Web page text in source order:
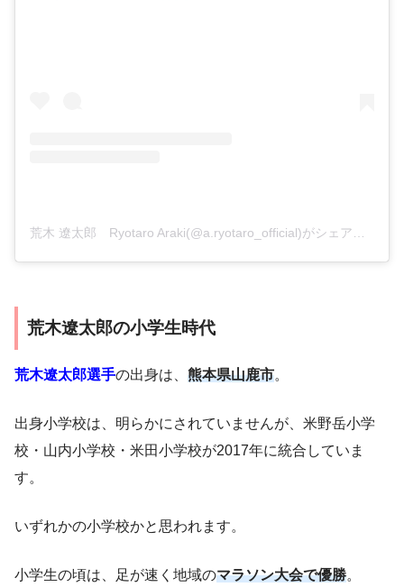
荒木遼太郎の小学生時代
荒木遼太郎選手の出身は、 熊本県山鹿市。
出身小学校は、明らかにされていませんが、米野岳小学
校・山内小学校・米田小学校が2017年に統合していま
す。
いずれかの小学校かと思われます。
小学生の頃は、足が速く地域のマラソン大会で優勝。